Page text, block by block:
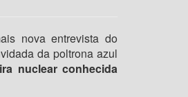
nova entrevista do
da poltrona azul
nuclear conhecida